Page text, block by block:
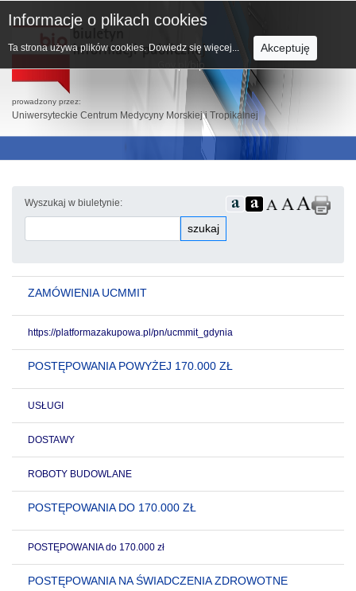
prowadzony przez:
Uniwersyteckie Centrum Medycyny Morskiej i Tropikalnej
Wyszukaj w biuletynie:
szukaj
ZAMÓWIENIA UCMMIT
https://platformazakupowa.pl/pn/ucmmit_gdynia
POSTĘPOWANIA POWYŻEJ 170.000 ZŁ
USŁUGI
DOSTAWY
ROBOTY BUDOWLANE
POSTĘPOWANIA DO 170.000 ZŁ
POSTĘPOWANIA do 170.000 zł
POSTĘPOWANIA NA ŚWIADCZENIA ZDROWOTNE
Informacje o plikach cookies
Ta strona używa plików cookies. Dowiedz się więcej... Akceptuję